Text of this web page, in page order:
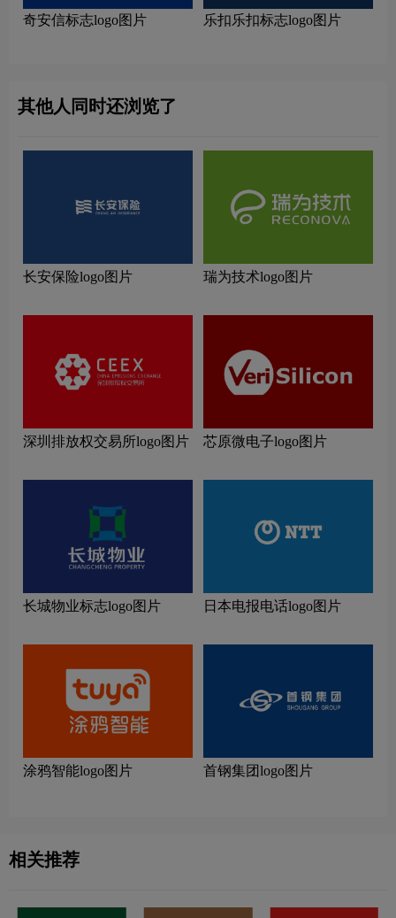
奇安信标志logo图片 乐扣乐扣标志logo图片
其他人同时还浏览了
长安保险logo图片 瑞为技术logo图片
深圳排放权交易所logo图片 芯原微电子logo图片
长城物业标志logo图片 日本电报电话logo图片
涂鸦智能logo图片 首钢集团logo图片
相关推荐